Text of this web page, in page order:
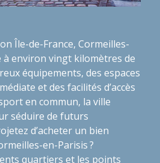
Île-de-France, Cormeilles-
à environ vingt kilomètres de
équipements, des espaces
et des facilités d’accès
en commun, la ville
séduire de futurs
d’acheter un bien
en-Parisis ?
quartiers et les points